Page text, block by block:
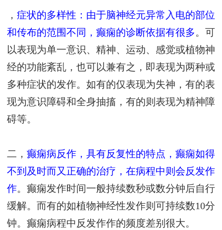
， 症状的多样性：由于脑神经元异常入电的部位
和传布的范围不同，癫痫的诊断依据有很多。可
以表现为单一意识、精神、运动、感觉或植物神
经的功能紊乱，也可以兼有之，即表现为两种或
多种症状的发作。如有的仅表现为失神，有的表
现为意识障碍和全身抽搐，有的则表现为精神障
碍等。
二， 癫痫病反作，具有反复性的特点，癫痫如得
不到及时而又正确的治疗，在病程中则会反发作
作。癫痫发作时间一般持续数秒或数分钟后自行
缓解。而有的如植物神经性发作则可持续数10分
钟。癫痫病程中反发作作的频度差别很大。